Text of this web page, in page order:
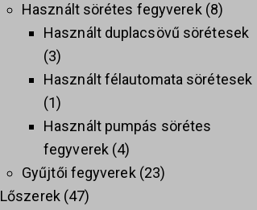
Használt sörétes fegyverek 8
Használt duplacsövű sörétesek
3
Használt félautomata sörétesek
1
Használt pumpás sörétes
fegyverek 4
Gyűjtői fegyverek 23
Lőszerek 47